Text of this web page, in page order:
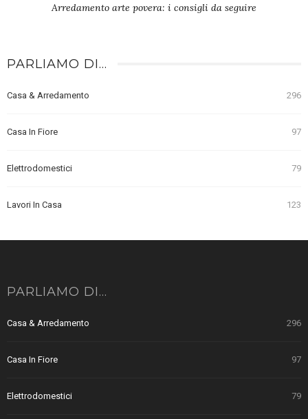
Arredamento arte povera: i consigli da seguire
PARLIAMO DI…
Casa & Arredamento 296
Casa In Fiore 97
Elettrodomestici 79
Lavori In Casa 123
PARLIAMO DI…
Casa & Arredamento 296
Casa In Fiore 97
Elettrodomestici 79